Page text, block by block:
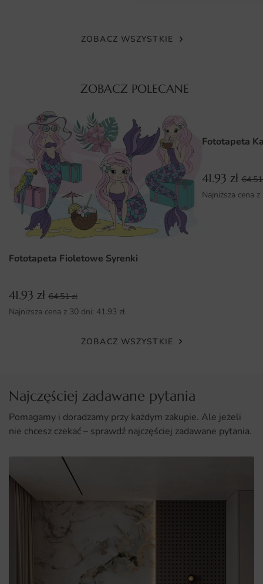
nadaje się do użytku w różnych warunkach, nawet w
przez długie lata bez obaw o blaknięcie kolorów.
Wymiary na miarę i łatwy montaż
Fototapeta Obraz Deszcz Lampionów dostępna jest w
różnych wymiarach, co pozwala na dostosowanie jej do
indywidualnych potrzeb każdej przestrzeni. Możesz
wybrać spośród standardowych rozmiarów lub zlecić
wykonanie tapety na wymiar, co zapewnia idealne
dopasowanie do Twojej ściany. Montaż fototapety jest
prosty i szybki, dzięki czemu samodzielnie w kilka chwil
odmienisz swoje wnętrze. Zastosowanie nowoczesnych
technologii w produkcji tapet sprawia, że ich aplikacja na
ścianie jest bezproblemowa, a efekt końcowy zachwyca
Dlaczego warto wybrać tę fototapetę
do każdego wnętrza.
Łatwy montaż i możliwość wykonania na wymiar, co
pozwala na dostosowanie do indywidualnych potrzeb.
Wszechstronność zastosowania w różnych
komercyjnych.
ZOBACZ WSZYSTKIE
ZOBACZ POLECANE
Fototapeta Fioletowe Syrenki
41.93 zł 64.51zł
Najniższa cena z 30 dni: 41.93 zł
Fototapeta
41.93 zł
Najniższa cena
ZOBACZ WSZYSTKIE
Najczęściej zadawane pytania
Pomagamy i doradzamy przy każdym zakupie. Ale jeżeli
nie chcesz czekać – sprawdź najczęściej zadawane pytania.